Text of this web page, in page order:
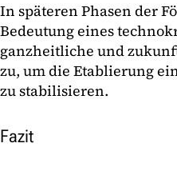
In späteren Phasen der
Bedeutung eines
ganzheitliche und
zu, um die Etablierung
zu stabilisieren.
Fazit